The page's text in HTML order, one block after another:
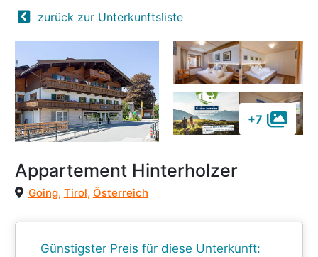
zurück zur Unterkunftsliste
+7
Appartement Hinterholzer
Going, Tirol, Österreich
Günstigster Preis für diese Unterkunft: